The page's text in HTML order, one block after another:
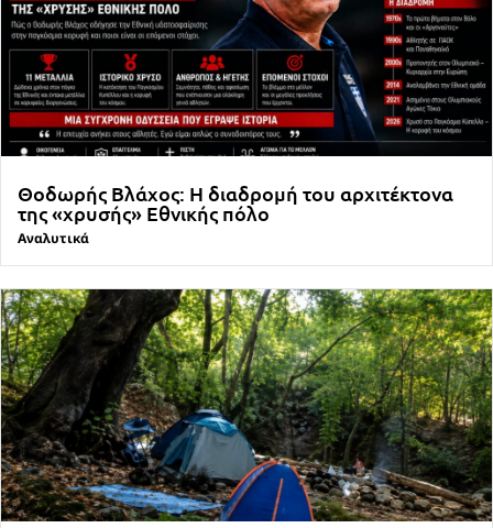
Θοδωρής Βλάχος: Η διαδρομή του αρχιτέκτονα
της «χρυσής» Εθνικής πόλο
Αναλυτικά